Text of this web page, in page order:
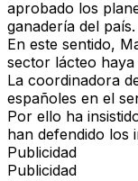
aprobado los
ganadería del país.
En este sentido,
sector lácteo
La coordinadora
españoles en el
Por ello ha
han defendido los
Publicidad
Publicidad